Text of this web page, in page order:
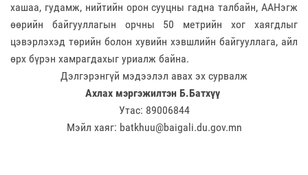
хашаа, гудамж, нийтийн орон сууцны гадна талбайн, ААНэгж
өөрийн байгууллагын орчны 50 метрийн хог хаягдлыг
цэвэрлэхэд төрийн болон хувийн хэвшлийн байгууллага, айл
өрх бүрэн хамрагдахыг уриалж байна.
Дэлгэрэнгүй мэдээлэл авах эх сурвалж
Ахлах мэргэжилтэн Б.Батхүү
Утас: 89006844
Мэйл хаяг: batkhuu@baigali.du.gov.mn